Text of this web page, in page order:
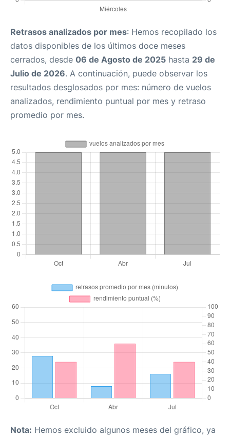
Retrasos analizados por mes: Hemos recopilado los
datos disponibles de los últimos doce meses
cerrados, desde 06 de Agosto de 2025 hasta 29 de
Julio de 2026. A continuación, puede observar los
resultados desglosados por mes: número de vuelos
analizados, rendimiento puntual por mes y retraso
promedio por mes.
Nota: Hemos excluido algunos meses del gráfico, ya